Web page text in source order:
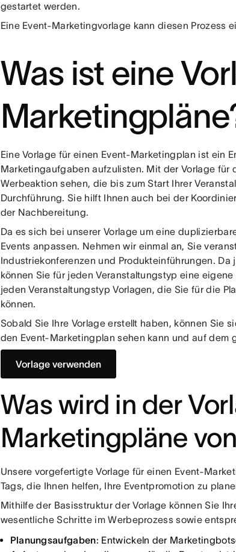
gestartet werden.
Eine Event-Marketingvorlage kann diesen Prozess
Was ist eine
Eine Vorlage für einen Event-Marketingplan ist ein
Marketingaufgaben aufzulisten. Mit der Vorlage
Werbeaktion sehen, die bis zum Start Ihrer
Durchführung. Sie hilft Ihnen auch bei der
der Nachbereitung.
Da es sich bei unserer Vorlage um eine
Events anpassen. Nehmen wir einmal an, Sie
Industriekonferenzen und Produkteinführungen.
können Sie für jeden Veranstaltungstyp eine
jeden Veranstaltungstyp Vorlagen, die Sie für die
können.
Sobald Sie Ihre Vorlage erstellt haben, können Sie
den Event-Marketingplan sehen kann und auf dem
Vorlage verwenden
Was wird in der
Marketingpläne
Unsere vorgefertigte Vorlage für einen Event-
Tags, die Ihnen helfen, Ihre Eventpromotion zu
Mithilfe der Basisstruktur der Vorlage können Sie
wesentliche Schritte im Werbeprozess sowie
Planungsaufgaben: Entwickeln der